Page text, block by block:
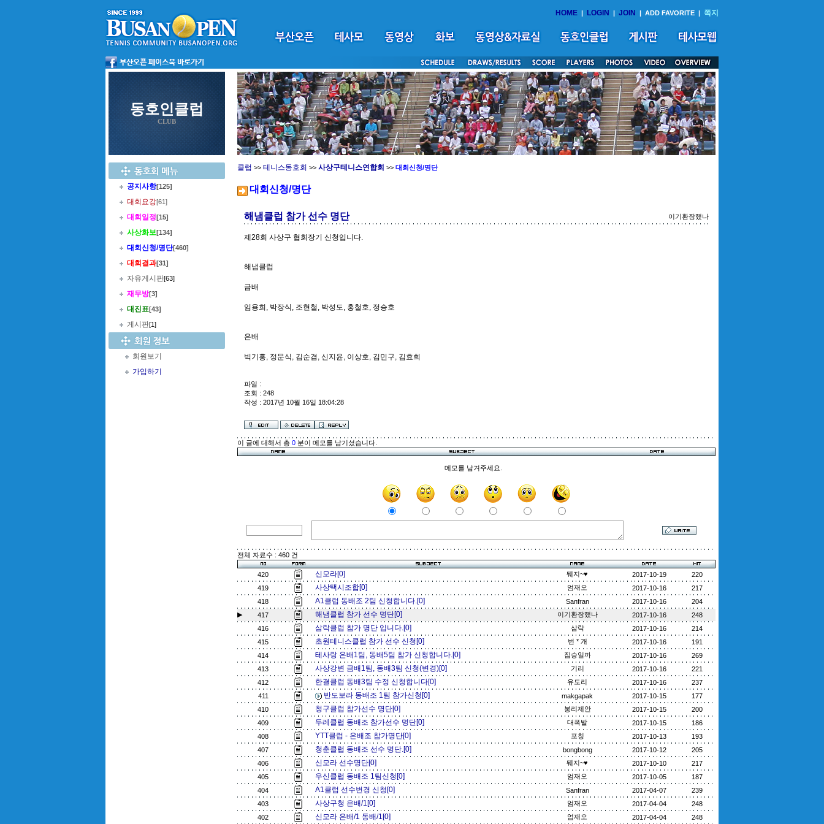
HOME | LOGIN | JOIN | ADD FAVORITE | 쪽지
동호인클럽
CLUB
공지사항[125]
대회요강[61]
대회일정[15]
사상화보[134]
대회신청/명단[460]
대회결과[31]
자유게시판[63]
재무방[3]
대진표[43]
게시판[1]
회원보기
가입하기
클럽 >> 테니스동호회 >> 사상구테니스연합회 >> 대회신청/명단
대회신청/명단
해냄클럽 참가 선수 명단 이기환장했나
제28회 사상구 협회장기 신청입니다.
해냄클럽
금배
임용희, 박장식, 조현철, 박성도, 홍철호, 정승호
은배
빅기홍, 정문식, 김순겸, 신지윤, 이상호, 김민구, 김효희
파일 :
조회 : 248
작성 : 2017년 10월 16일 18:04:28
이 글에 대해서 총 0 분이 메모를 남기셨습니다.
메모를 남겨주세요.
전체 자료수 : 460 건
420 신모라[0] 뒈지~♥ 2017-10-19
220
419
사상택시조합[0] 엄재오 2017-10-16
217
418
A1클럽 동배조 2팀 신청합니다.[0] Sanfran 2017-10-16
204
▶
417 해냄클럽 참가 선수 명단[0] 이기환장했나 2017-10-16
248
416
삼락클럽 참가 명단 입니다.[0] 삼락 2017-10-16
214
415
초원테니스클럽 참가 선수 신청[0] 번 * 개 2017-10-16
191
414
테사랑 은배1팀, 동배5팀 참가 신청합니다.[0] 짐승일까 2017-10-16
269
413
사상강변 금배1팀, 동배3팀 신청(변경)[0] 기리 2017-10-16
221
412
한결클럽 동배3팀 수정 신청합니다[0] 유도리 2017-10-16
237
411
반도보라 동배조 1팀 참가신청[0] makgapak 2017-10-15
177
410
청구클럽 참가선수 명단[0] 붕리제안 2017-10-15
200
409
두레클럽 동배조 참가선수 명단[0] 대폭발 2017-10-15
186
408
YTT클럽 - 은배조 참가명단[0] 포칭 2017-10-13
193
407
청춘클럽 동배조 선수 명단.[0] bongbong 2017-10-12
205
406
신모라 선수명단[0] 뒈지~♥ 2017-10-10
217
405
우신클럽 동배조 1팀신청[0] 엄재오 2017-10-05
187
404
A1클럽 선수변경 신청[0] Sanfran 2017-04-07
239
403
사상구청 은배/1[0] 엄재오 2017-04-04
248
402
신모라 은배/1 동배/1[0] 엄재오 2017-04-04 248